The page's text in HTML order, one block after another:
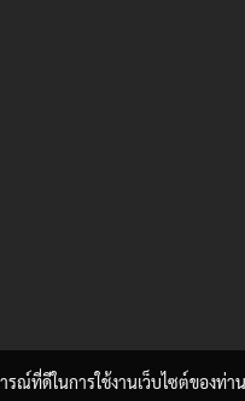
ณ์ที่ดีในการใช้งานเว็บไซต์ของท่